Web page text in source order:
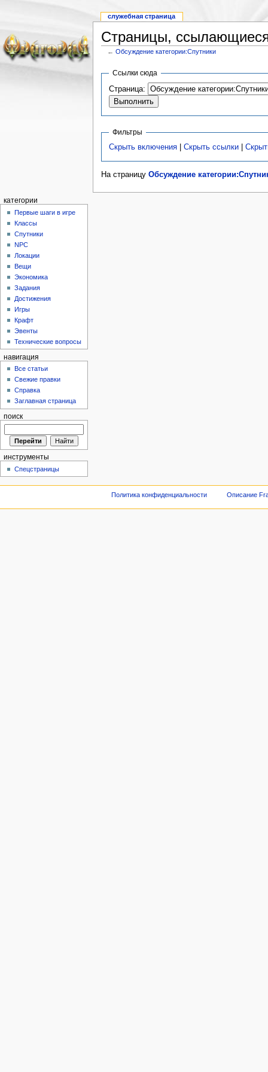
Страницы,
←Обсуждение категории:Спутники
Ссылки сюда
Страница:
Фильтры
Скрыть включения |Скрыть ссылки |
На страницу Обсуждение
служебная страница
категории
Первые шаги в игре
Классы
Спутники
NPC
Локации
Вещи
Экономика
Задания
Достижения
Игры
Крафт
Эвенты
Технические вопросы
навигация
Все статьи
Свежие правки
Справка
Заглавная страница
поиск
инструменты
Спецстраницы
Политика конфиденциальности Описание